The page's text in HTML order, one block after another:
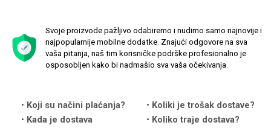
Svoje proizvode pažljivo odabiremo i nudimo samo najnovije i
najpopularnije mobilne dodatke. Znajući odgovore na sva
vaša pitanja, naš tim korisničke podrške profesionalno je
osposobljen kako bi nadmašio sva vaša očekivanja.
Koji su načini plaćanja?
Koliki je trošak dostave?
Kada je dostava
Koliko traje dostava?
Svemirska kolekcija Valentinovo